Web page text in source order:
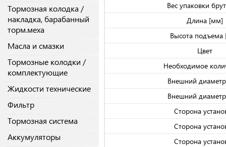
Тормозная колодка /
накладка, барабанный
торм.меха
Масла и смазки
Тормозные колодки /
комплектующие
Жидкости технические
Фильтр
Тормозная система
Аккумуляторы
Вес упаковки
Длина [мм]
Высота
Цвет
Необходимое
Внешний
Внешний
Сторона
Сторона
Сторона